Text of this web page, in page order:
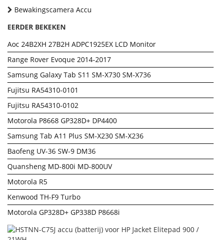
Bewakingscamera Accu
EERDER BEKEKEN
Aoc 24B2XH 27B2H ADPC1925EX LCD Monitor
Range Rover Evoque 2014-2017
Samsung Galaxy Tab S11 SM-X730 SM-X736
Fujitsu RA54310-0101
Fujitsu RA54310-0102
Motorola P8668 GP328D+ DP4400
Samsung Tab A11 Plus SM-X230 SM-X236
Baofeng UV-36 SW-9 DM36
Quansheng MD-800i MD-800UV
Motorola R5
Kenwood TH-F9 Turbo
Motorola GP328D+ GP338D P8668i